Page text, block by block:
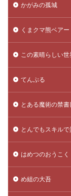
かがみの孤城
くまクマ熊ベアー
この素晴らしい
てんぷる
とある魔術の禁書
とんでもスキル
はめつのおうこく
め組の大吾